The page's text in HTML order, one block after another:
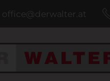
office@derwalter.at